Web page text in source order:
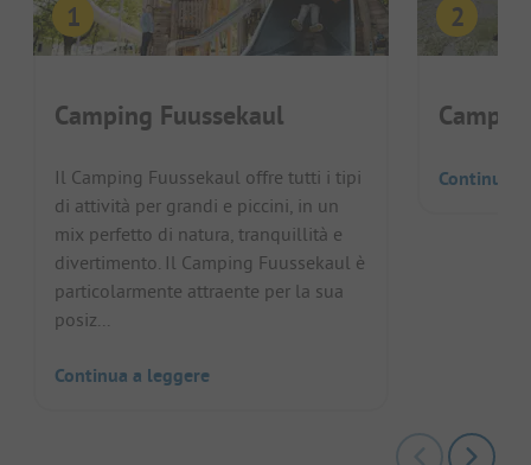
Camping Fuussekaul
Il Camping Fuussekaul offre tutti i tipi
di attività per grandi e piccini, in un
mix perfetto di natura, tranquillità e
divertimento. Il Camping Fuussekaul è
particolarmente attraente per la sua
posiz...
Continua a leggere
Continua